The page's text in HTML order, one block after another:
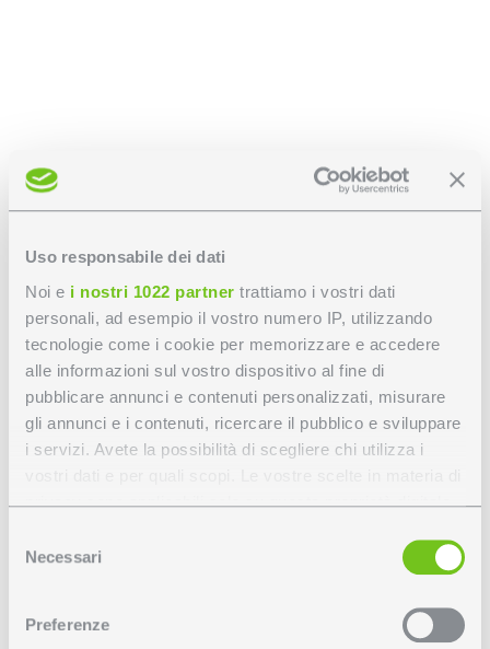
Uso responsabile dei dati
Noi e i nostri 1022 partner trattiamo i vostri dati
personali, ad esempio il vostro numero IP, utilizzando
tecnologie come i cookie per memorizzare e accedere
alle informazioni sul vostro dispositivo al fine di
pubblicare annunci e contenuti personalizzati, misurare
gli annunci e i contenuti, ricercare il pubblico e sviluppare
i servizi. Avete la possibilità di scegliere chi utilizza i
privacy sono applicabili solo su questa proprietà digitale
modificare o revocare il proprio consenso in qualsiasi
momento dalla Dichiarazione sui cookie o facendo clic
delNecessari
Preferenze